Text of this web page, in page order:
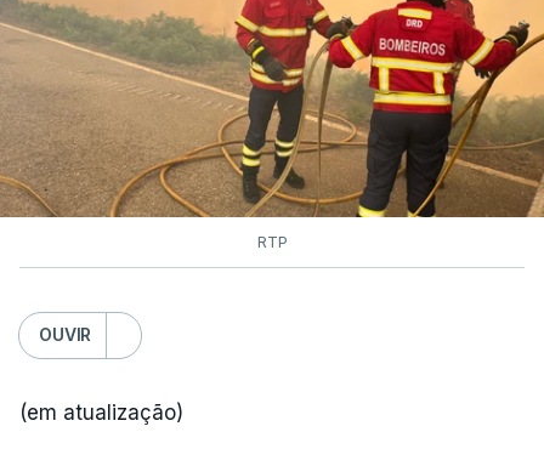
RTP
OUVIR
(em atualização)